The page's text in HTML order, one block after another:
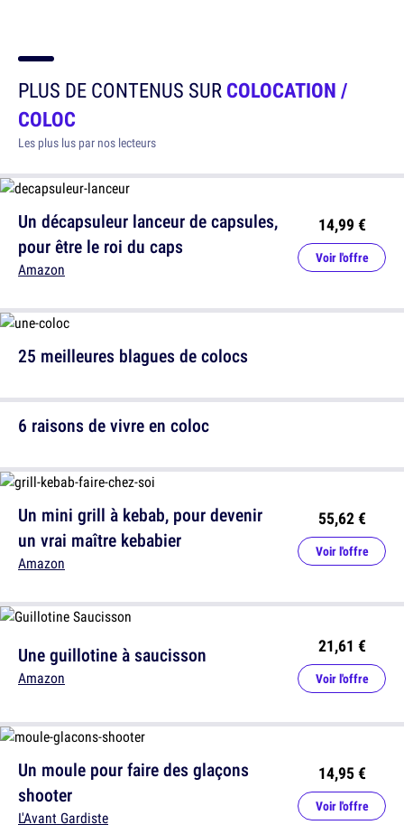
PLUS DE CONTENUS SURCOLOCATION /
COLOC
Les plus lus par nos lecteurs
Un décapsuleur lanceur de capsules,
pour être le roi du caps
Amazon
14,99 €
Voir l'offre
6 raisons de vivre en coloc
Une guillotine à saucisson
Amazon
21,61 €
Voir l'offre
25 meilleures blagues de colocs
Un mini grill à kebab, pour devenir
un vrai maître kebabier
Amazon
55,62 €
Voir l'offre
Un moule pour faire des glaçons
shooter
L'Avant Gardiste
14,95 €
Voir l'offre